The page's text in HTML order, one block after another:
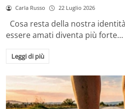
Carla Russo 22 Luglio 2026
Cosa resta della nostra
essere amati diventa più forte…
Leggi di più